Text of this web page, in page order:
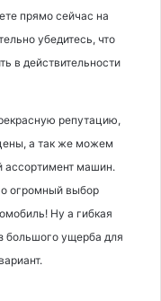
прямо сейчас на
убедитесь, что
в действительности
репутацию,
а так же можем
ассортимент машин.
огромный выбор
Ну а гибкая
большого ущерба для